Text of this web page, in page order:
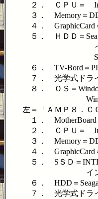
２． ＣＰＵ＝ Intel
３． Memory＝
４． GraphicCard
５． ＨＤＤ＝
インテル 335
Seagate
６． TV-Bord＝PIX-
７． 光学式ドライブ
８． ＯＳ＝
Windows ７
左＝「ＡＭＰ８．Ｃ
１． MotherBoard＝
２． ＣＰＵ＝ Intel
３． Memory＝
４． GraphicCard＝
５． SＳＤ＝
インテル 335
６． HDD＝Seagate
７． 光学式ドライブ